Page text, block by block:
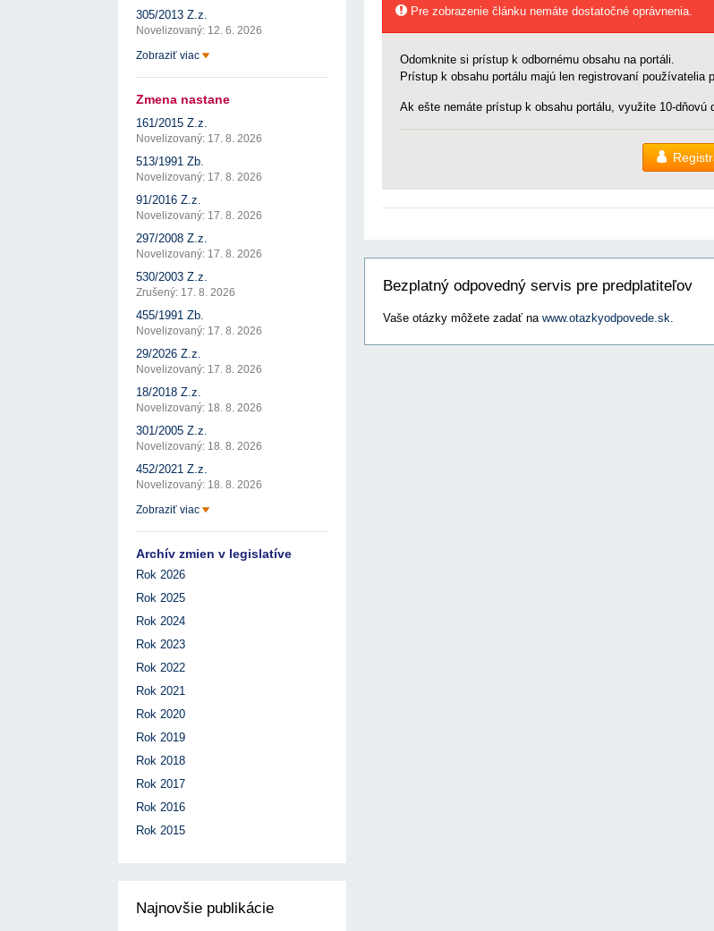
Pre zobrazenie článku nemáte dostatočné oprávnenia.
Odomknite si prístup k odbornému obsahu na portáli.
Prístup k obsahu portálu majú len registrovaní
Ak ešte nemáte prístup k obsahu portálu, využite 10-
Bezplatný odpovedný servis pre predplatiteľov
Vaše otázky môžete zadať na www.otazkyodpovede.sk.
305/2013 Z.z.
Novelizovaný: 12. 6. 2026
Zobraziť viac
Zmena nastane
161/2015 Z.z.
Novelizovaný: 17. 8. 2026
513/1991 Zb.
Novelizovaný: 17. 8. 2026
91/2016 Z.z.
Novelizovaný: 17. 8. 2026
297/2008 Z.z.
Novelizovaný: 17. 8. 2026
530/2003 Z.z.
Zrušený: 17. 8. 2026
455/1991 Zb.
Novelizovaný: 17. 8. 2026
29/2026 Z.z.
Novelizovaný: 17. 8. 2026
18/2018 Z.z.
Novelizovaný: 18. 8. 2026
301/2005 Z.z.
Novelizovaný: 18. 8. 2026
452/2021 Z.z.
Novelizovaný: 18. 8. 2026
Zobraziť viac
Archív zmien v legislatíve
Rok 2026
Rok 2025
Rok 2024
Rok 2023
Rok 2022
Rok 2021
Rok 2020
Rok 2019
Rok 2018
Rok 2017
Rok 2016
Rok 2015
Najnovšie publikácie